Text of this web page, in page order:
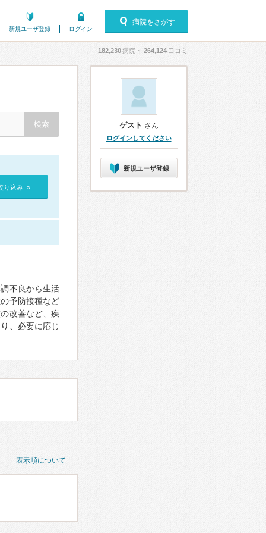
新規ユーザ登録 ログイン
病院をさがす
182,230病院・ 264,124 口コミ
り込み »
不良から生活
予防接種など
改善など、疾
、必要に応じ
表示順について
ゲスト さん
ログインしてください
新規ユーザ登録